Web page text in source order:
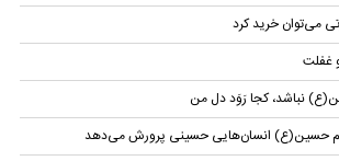
می‌توان خرید کرد
غفلت
نباشد، کجا رَوَد دل من
حسین(ع) انسان‌هایی حسینی پرورش می‌دهد